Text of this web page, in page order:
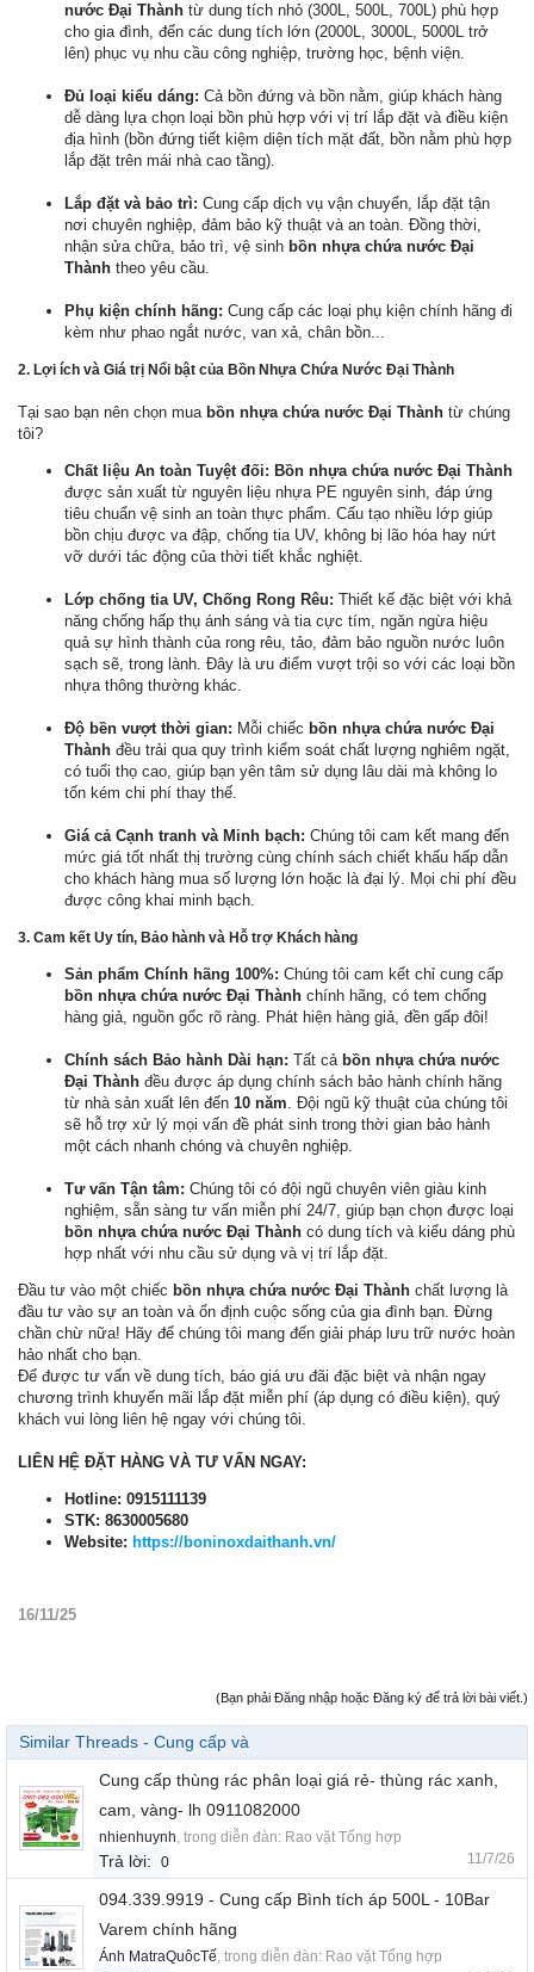
nước Đại Thành từ dung tích nhỏ (300L, 500L, 700L) phù hợp
cho gia đình, đến các dung tích lớn (2000L, 3000L, 5000L trở
lên) phục vụ nhu cầu công nghiệp, trường học, bệnh viện.
Đủ loại kiểu dáng: Cả bồn đứng và bồn nằm, giúp khách hàng
dễ dàng lựa chọn loại bồn phù hợp với vị trí lắp đặt và điều kiện
địa hình (bồn đứng tiết kiệm diện tích mặt đất, bồn nằm phù hợp
lắp đặt trên mái nhà cao tầng).
Lắp đặt và bảo trì: Cung cấp dịch vụ vận chuyển, lắp đặt tận
nơi chuyên nghiệp, đảm bảo kỹ thuật và an toàn. Đồng thời,
nhận sửa chữa, bảo trì, vệ sinh bồn nhựa chứa nước Đại
Thành theo yêu cầu.
Phụ kiện chính hãng: Cung cấp các loại phụ kiện chính hãng đi
kèm như phao ngắt nước, van xả, chân bồn...
2. Lợi ích và Giá trị Nổi bật của Bồn Nhựa Chứa Nước Đại Thành
Tại sao bạn nên chọn mua bồn nhựa chứa nước Đại Thành từ chúng
tôi?
Chất liệu An toàn Tuyệt đối: Bồn nhựa chứa nước Đại Thành
được sản xuất từ nguyên liệu nhựa PE nguyên sinh, đáp ứng
tiêu chuẩn vệ sinh an toàn thực phẩm. Cấu tạo nhiều lớp giúp
bồn chịu được va đập, chống tia UV, không bị lão hóa hay nứt
vỡ dưới tác động của thời tiết khắc nghiệt.
Lớp chống tia UV, Chống Rong Rêu: Thiết kế đặc biệt với khả
năng chống hấp thụ ánh sáng và tia cực tím, ngăn ngừa hiệu
quả sự hình thành của rong rêu, tảo, đảm bảo nguồn nước luôn
sạch sẽ, trong lành. Đây là ưu điểm vượt trội so với các loại bồn
nhựa thông thường khác.
Độ bền vượt thời gian: Mỗi chiếc bồn nhựa chứa nước Đại
Thành đều trải qua quy trình kiểm soát chất lượng nghiêm ngặt,
có tuổi thọ cao, giúp bạn yên tâm sử dụng lâu dài mà không lo
tốn kém chi phí thay thế.
Giá cả Cạnh tranh và Minh bạch: Chúng tôi cam kết mang đến
mức giá tốt nhất thị trường cùng chính sách chiết khấu hấp dẫn
cho khách hàng mua số lượng lớn hoặc là đại lý. Mọi chi phí đều
được công khai minh bạch.
3. Cam kết Uy tín, Bảo hành và Hỗ trợ Khách hàng
Sản phẩm Chính hãng 100%: Chúng tôi cam kết chỉ cung cấp
bồn nhựa chứa nước Đại Thành chính hãng, có tem chống
hàng giả, nguồn gốc rõ ràng. Phát hiện hàng giả, đền gấp đôi!
Chính sách Bảo hành Dài hạn: Tất cả bồn nhựa chứa nước
Đại Thành đều được áp dụng chính sách bảo hành chính hãng
từ nhà sản xuất lên đến 10 năm. Đội ngũ kỹ thuật của chúng tôi
sẽ hỗ trợ xử lý mọi vấn đề phát sinh trong thời gian bảo hành
một cách nhanh chóng và chuyên nghiệp.
Tư vấn Tận tâm: Chúng tôi có đội ngũ chuyên viên giàu kinh
nghiệm, sẵn sàng tư vấn miễn phí 24/7, giúp bạn chọn được loại
bồn nhựa chứa nước Đại Thành có dung tích và kiểu dáng phù
hợp nhất với nhu cầu sử dụng và vị trí lắp đặt.
Đầu tư vào một chiếc bồn nhựa chứa nước Đại Thành chất lượng là
đầu tư vào sự an toàn và ổn định cuộc sống của gia đình bạn. Đừng
chần chừ nữa! Hãy để chúng tôi mang đến giải pháp lưu trữ nước hoàn
hảo nhất cho bạn.
Để được tư vấn về dung tích, báo giá ưu đãi đặc biệt và nhận ngay
chương trình khuyến mãi lắp đặt miễn phí (áp dụng có điều kiện), quý
khách vui lòng liên hệ ngay với chúng tôi.
LIÊN HỆ ĐẶT HÀNG VÀ TƯ VẤN NGAY:
Hotline: 0915111139
STK: 8630005680
Website: https://boninoxdaithanh.vn/
16/11/25
(Bạn phải Đăng nhập hoặc Đăng ký để trả lời bài viết.)
Similar Threads - Cung cấp và
Cung cấp thùng rác phân loại giá rẻ- thùng rác xanh,
cam, vàng- lh 0911082000
nhienhuynh, trong diễn đàn: Rao vặt Tổng hợp
Trả lời: 0 11/7/26
094.339.9919 - Cung cấp Bình tích áp 500L - 10Bar
Varem chính hãng
Ánh MatraQuôcTế, trong diễn đàn: Rao vặt Tổng hợp